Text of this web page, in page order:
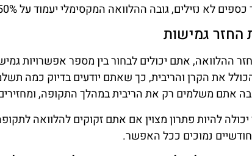
כספים לא נזילים, גובה ההלוואה המקסימלי יעמוד על 50%.
החזר גמישות
ההלוואה, אתם יכולים לבחור בין מספר אפשרויות
את הקרן והריבית, כך שאתם יודעים בדיוק כמה
בה אתם משלמים רק את הריבית במהלך התקופה,
יכולה להיות פתרון מצוין אם אתם זקוקים להלוואה
נמוכים ככל האפשר.